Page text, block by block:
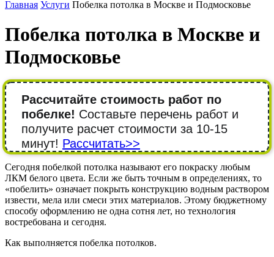
Главная Услуги Побелка потолка в Москве и Подмосковье
Побелка потолка в Москве и
Подмосковье
Рассчитайте стоимость работ по
побелке! Составьте перечень работ и
получите расчет стоимости за 10-15
минут! Рассчитать>>
Сегодня побелкой потолка называют его покраску любым
ЛКМ белого цвета. Если же быть точным в определениях, то
«побелить» означает покрыть конструкцию водным раствором
извести, мела или смеси этих материалов. Этому бюджетному
способу оформлению не одна сотня лет, но технология
востребована и сегодня.
Как выполняется побелка потолков.